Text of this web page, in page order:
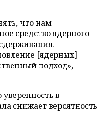
что нам
средство ядерного
[ядерных]
подход», –
в
снижает вероятность